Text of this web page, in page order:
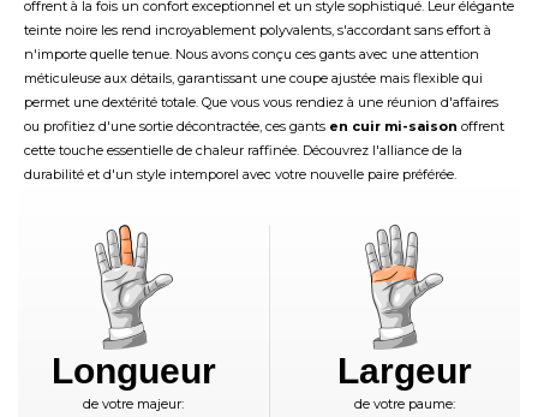
offrent à la fois un confort exceptionnel et un style sophistiqué. Leur élégante
teinte noire les rend incroyablement polyvalents, s'accordant sans effort à
n'importe quelle tenue. Nous avons conçu ces gants avec une attention
méticuleuse aux détails, garantissant une coupe ajustée mais flexible qui
permet une dextérité totale. Que vous vous rendiez à une réunion d'affaires
ou profitiez d'une sortie décontractée, ces gants en cuir mi-saison offrent
cette touche essentielle de chaleur raffinée. Découvrez l'alliance de la
durabilité et d'un style intemporel avec votre nouvelle paire préférée.
Longueur
de votre majeur:
Largeur
de votre paume: